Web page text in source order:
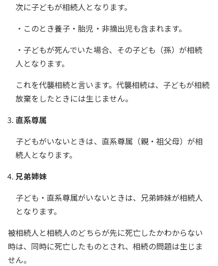
次に子どもが相続人となります。
・このとき養子・胎児・非摘出児も含まれます。
・子どもが死んでいた場合、その子ども（孫）が相続
人となります。
これを代襲相続と言います。代襲相続は、子どもが相続
放棄をしたときには生じません。
直系尊属
子どもがいないときは、直系尊属（親・祖父母）が相
続人となります。
兄弟姉妹
子ども・直系尊属がいないときは、兄弟姉妹が相続人
となります。
被相続人と相続人のどちらが先に死亡したかわからない
時は、同時に死亡したものとされ、相続の問題は生じま
せん。